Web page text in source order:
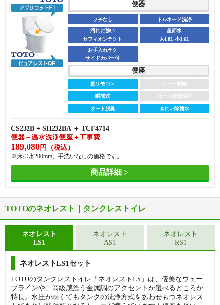
便器
フチなし トルネード洗浄
汚れに強い
セフィオンテクト
超節水
大4.8L 小3.6L
お手入れラク
サイドカバー付
便座
壁リモコン オート開閉
瞬間式 オート便器洗浄
オート脱臭 きれい除菌水
CS232B + SH232BA ＋ TCF4714
便器＋温水洗浄便座＋工事費
189,080 円（税込）
※床排水200mm、手洗いなしの価格です。
商品詳細
便器
汚れに強い
セフィオンテクト
超節水
大4.8L 小3.6L
お手入れラク
セフィオンテクト
大4.8L 小3.6L
お手入れラク
サイドカバー付
TOTOのネオレスト｜タンクレストイレ
ネオレスト
LS1
ネオレストLS1セット
TOTOのタンクレストイレ「ネオレストLS」は、優美なウェー
ブラインや、高級感漂う金属調のアクセントが選べるところが
特長。水圧が弱くてもタンクの洗浄方式をあわせもつネオレス
ネオレスト
AS1
ネオレスト
RS1